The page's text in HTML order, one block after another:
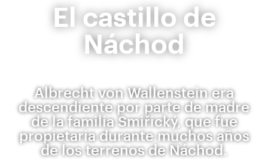
El castillo de
Náchod
Albrecht von Wallenstein era
descendiente por parte de madre
de la familia Smiřický, que fue
propietaria durante muchos años
de los terrenos de Náchod.